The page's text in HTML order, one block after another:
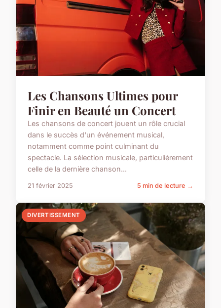
Les Chansons Ultimes pour
Finir en Beauté un Concert
Les chansons de concert jouent un rôle crucial
dans le succès d'un événement musical,
notamment comme point culminant du
spectacle. La sélection musicale, particulièrement
celle de la dernière chanson...
21 février 2025 5 min de lecture →
DIVERTISSEMENT